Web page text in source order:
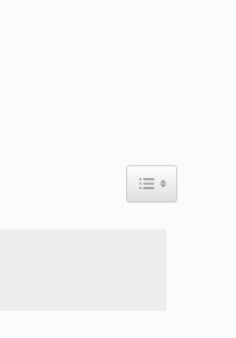
Toggle Table of